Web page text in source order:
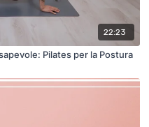
22:23
Pilates per la Postura